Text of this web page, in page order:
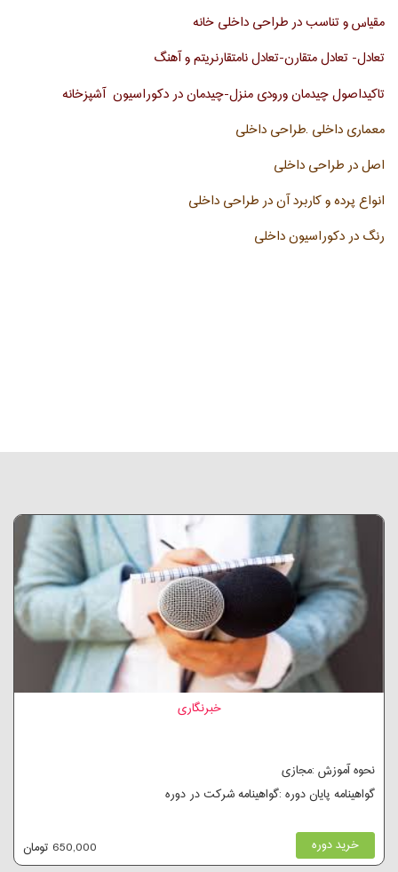
مقیاس و تناسب در طراحی داخلی خانه
تعادل- تعادل متقارن-تعادل نامتقارنریتم و آهنگ
تاکیداصول چیدمان ورودی منزل-چیدمان در دکوراسیون آشپزخانه
معماری داخلی .طراحی داخلی
اصل در طراحی داخلی
انواع پرده و کاربرد آن در طراحی داخلی
رنگ در دکوراسیون داخلی
خبرنگاری
نحوه آموزش :مجازی
گواهینامه پایان دوره :گواهینامه شرکت در دوره
خرید دوره 650,000 تومان